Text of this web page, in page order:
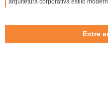
Entre